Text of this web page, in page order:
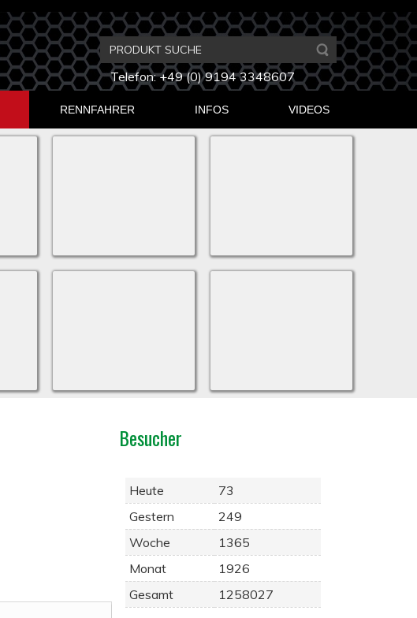
Telefon: +49 (0) 9194 3348607
RENNFAHRER INFOS VIDEOS
Besucher
Heute
73
Gestern
249
Woche
1365
Monat
1926
Gesamt
1258027